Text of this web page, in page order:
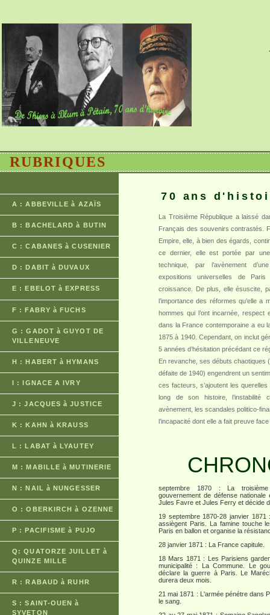
RUBRIQUES
A : ABBEVILLE à AZAÏS
B : BACHELARD à BUTIN
C : CABANES à CUSENIER
D : DABIT à DUVAUX
E : EBELOT à EXPRESS
F : FABRY à FUCHS
G : GADOT à GUYOT DE
VILLENEUVE
H : HABERT à HYMANS
I : IGNACE A IVRY
J : JACQUES à JUSTICE
K : KAHN à KRAUSS
L : LABAT à LYAUTEY
M : MABILLE à MUTINERIE
N : NAIL à NUNGESSER
O : OBERKIRCH à OZENNE
P : PACIFISME à PUJO
Q: QUATORZE JUILLET à
QUINZE MILLE
R : RABAUD à RUHR
S : SAINT-OUEN à
SYVETON
70 ans
La Troisième République a laissé
Français des souvenirs contrastés.
Empire, elle, à bien des égards,
ce dernier, elle est portée par
technique, par l’avènement
expositions universelles de
croissance. De plus, elle ésuscite,
l’importance des réformes qu’elle
hommes qui l’ont incarnée, respect
dans la France contemporaine a eu
1875 à 1940. Cependant, on inclut
5 années d’hésitation précédant ce
En revanche, ses débuts chaotiques
défaite de 1940) engendrent un
ces facteurs, s’ajoutent les
long de son histoire, l’instabilité
avènement, les scandales politico-
l’incapacité dont elle a fait preuve
septembre 1870 : La
gouvernement de défense
Jules Favre et Jules Ferry et décide
19 septembre 1870-28 janvier
assiègent Paris. La famine touche
Paris en ballon et organise la
28 janvier 1871 : La France capitule.
18 Mars 1871 : Les Parisiens
municipalité : La Commune. Le
déclare la guerre à Paris. Le
durera deux mois.
21 mai 1871 : L'armée pénétre dans
le sang.